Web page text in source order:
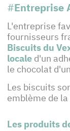
#Entreprise
L'entreprise
fournisseurs
Biscuits du
locale d'un
le chocolat
Les biscuits
emblème de
Les produits